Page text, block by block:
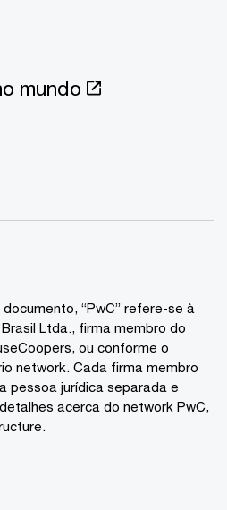
mundo
“PwC” refere-se à
Ltda., firma membro do
ou conforme o
network. Cada firma membro
pessoa jurídica separada e
acerca do network PwC,
.